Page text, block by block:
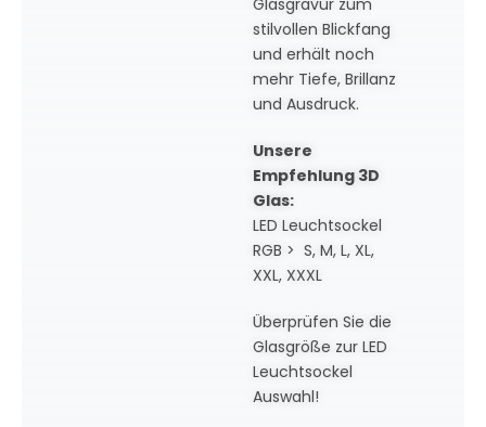
stilvollen Blickfang
und erhält noch
mehr Tiefe, Brillanz
und Ausdruck.
Unsere
Empfehlung 3D
Glas:
LED Leuchtsockel
RGB > S, M, L, XL,
XXL, XXXL
Überprüfen Sie die
Glasgröße zur LED
Leuchtsockel
Auswahl!